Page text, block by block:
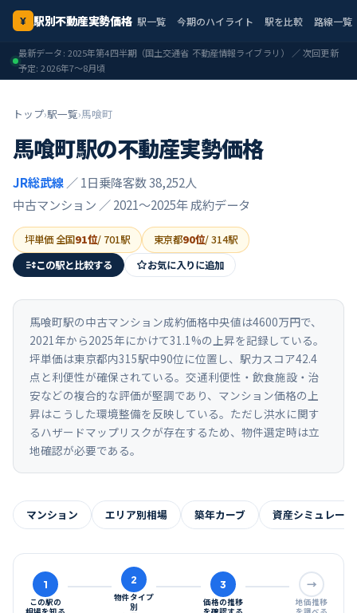
¥ 駅別不動産実勢価格 駅一覧 今期のハイライト 駅を比較 路線一覧
最新データ: 2025年第4四半期（国土交通省 不動産情報ライブラリ） ／ 次回更新
予定:2026年7〜8月頃
トップ›駅一覧›馬喰町
馬喰町駅の不動産実勢価格
JR総武線 ／ 1日乗降客数 38,252人
中古マンション ／2021〜2025年成約データ
坪単価 全国91位/ 701駅 東京都90位/314駅
この駅と比較する
お気に入りに追加
馬喰町駅の中古マンション成約価格中央値は4600万円で、
2021年から2025年にかけて31.1%の上昇を記録している。
坪単価は東京都内315駅中90位に位置し、駅力スコア42.4
点と利便性が確保されている。交通利便性・飲食施設・治
安などの複合的な評価が堅調であり、マンション価格の上
昇はこうした環境整備を反映している。ただし洪水に関す
るハザードマップリスクが存在するため、物件選定時は立
地確認が必要である。
マンション エリア別相場 築年カーブ 資産シミュレー
1
この駅の
2
物件タイプ
別
3
価格の推移
→
地価推移